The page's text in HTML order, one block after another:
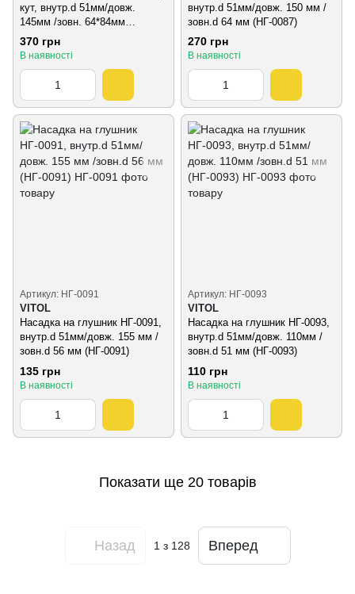
кут, внутр.d 51мм/довж.
145мм /зовн. 64*84мм
(НГ-0085)
370 грн
В наявності
внутр.d 51мм/довж. 150 мм /
зовн.d 64 мм (НГ-0087)
270 грн
В наявності
Артикул: НГ-0091
VITOL
Насадка на глушник НГ-0091,
внутр.d 51мм/довж. 155 мм /
зовн.d 56 мм (НГ-0091)
135 грн
В наявності
Артикул: НГ-0093
VITOL
Насадка на глушник НГ-0093,
внутр.d 51мм/довж. 110мм /
зовн.d 51 мм (НГ-0093)
110 грн
В наявності
Показати ще 20 товарів
Назад 1 з 128 Вперед